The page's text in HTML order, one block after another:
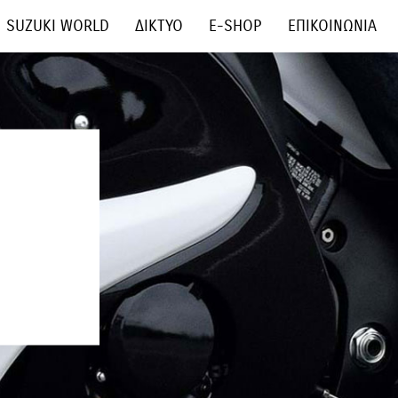
SUZUKI WORLD ΔΙΚΤΥΟ E-SHOP ΕΠΙΚΟΙΝΩΝΙΑ